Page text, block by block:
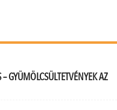
GYÜMÖLCSÜLTETVÉNYEK AZ